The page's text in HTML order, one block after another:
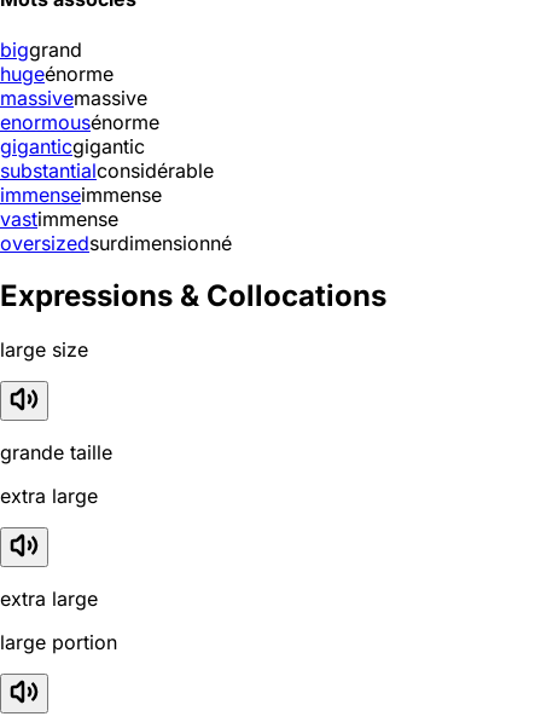
biggrand
hugeénorme
massivemassive
enormousénorme
giganticgigantic
substantialconsidérable
immenseimmense
vastimmense
oversizedsurdimensionné
Expressions & Collocations
large size
grande taille
extra large
extra large
large portion